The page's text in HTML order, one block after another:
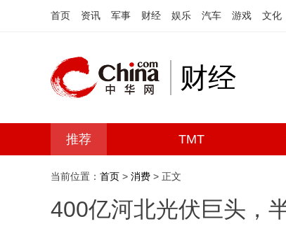
首页 资讯 军事 财经 娱乐 汽车 游戏 文化
财经
推荐 TMT
当前位置： 首页 > 消费 > 正文
400亿河北光伏巨头，